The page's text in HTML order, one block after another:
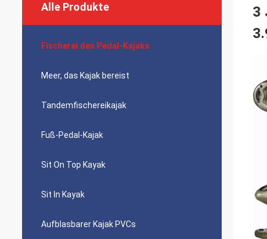
Alle Produkte
Fischerei des Pedal-Kajaks
Meer, das Kajak bereist
Tandemfischereikajak
Fuß-Pedal-Kajak
Sit On Top Kayak
Sit In Kayak
Aufblasbarer Kajak PVCs
3